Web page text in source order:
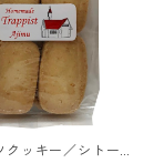
クッキー／シトー